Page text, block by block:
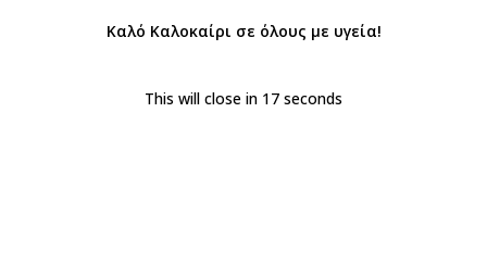
Καλό Καλοκαίρι σε όλους με υγεία!
This will close in 17 seconds